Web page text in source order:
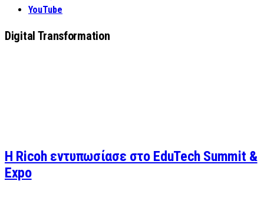
YouTube
Digital Transformation
Η Ricoh εντυπωσίασε στο EduTech Summit &
Expo